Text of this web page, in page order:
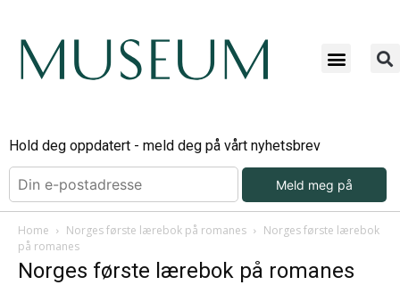
Hold deg oppdatert - meld deg på vårt nyhetsbrev
Meld meg på
Home Norges første lærebok på romanes
Norges første lærebok
på romanes
Norges første lærebok på romanes